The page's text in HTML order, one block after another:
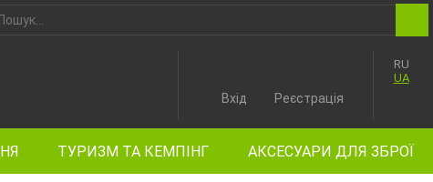
RU
UA
Вхід Реєстрація
ТУРИЗМ ТА КЕМПІНГ АКСЕСУАРИ ДЛЯ ЗБРОЇ